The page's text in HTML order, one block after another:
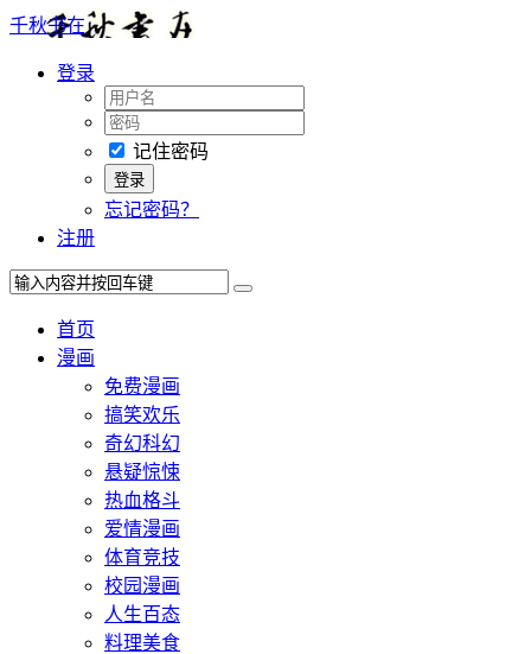
千秋书在
登录
记住密码
忘记密码？
注册
首页
漫画
免费漫画
搞笑欢乐
奇幻科幻
悬疑惊悚
热血格斗
爱情漫画
体育竞技
校园漫画
人生百态
料理美食